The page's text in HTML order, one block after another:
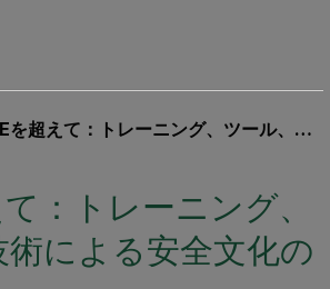
超えて：トレーニング、ツール、技術による安全文化の構築
：トレーニング、
による安全文化の